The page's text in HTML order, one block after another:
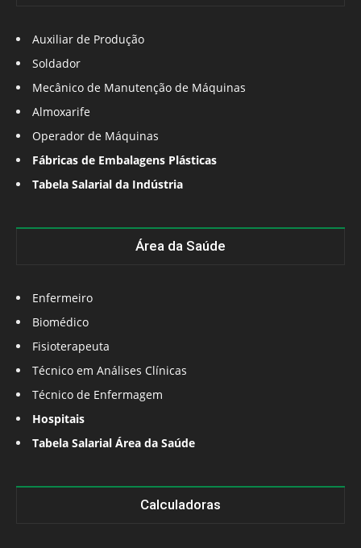
Auxiliar de Produção
Soldador
Mecânico de Manutenção de Máquinas
Almoxarife
Operador de Máquinas
Fábricas de Embalagens Plásticas
Tabela Salarial da Indústria
Área da Saúde
Enfermeiro
Biomédico
Fisioterapeuta
Técnico em Análises Clínicas
Técnico de Enfermagem
Hospitais
Tabela Salarial Área da Saúde
Calculadoras